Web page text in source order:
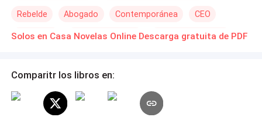
Rebelde Abogado Contemporánea CEO
Venganza Romance oscuro Diferencia de Edad
Solos en Casa Novelas Online Descarga gratuita de PDF
Comparitr los libros en: